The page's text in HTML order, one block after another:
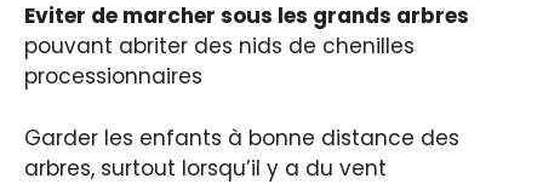
Eviter de marcher sous les grands arbres
pouvant abriter des nids de chenilles
processionnaires
Garder les enfants à bonne distance des
arbres, surtout lorsqu’il y a du vent